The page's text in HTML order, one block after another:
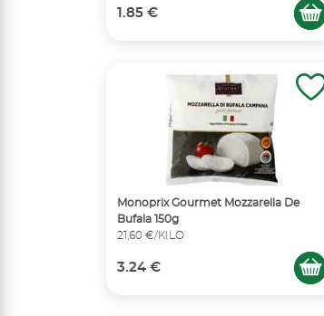
1.85 €
Monoprix Gourmet Mozzarella De
Bufala 150g
21,60 €/KILO
3.24 €